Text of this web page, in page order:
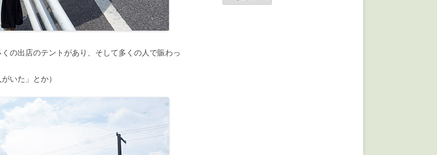
の出店のテントがあり、そして多くの人で賑わっ
いた」とか）
カ